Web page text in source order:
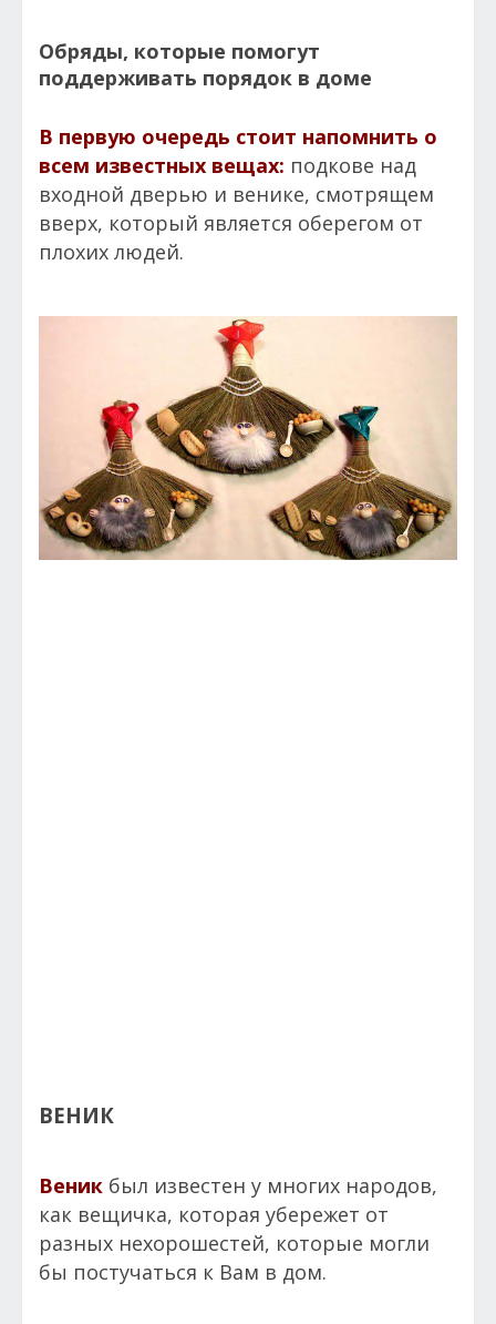
Обряды, которые помогут
поддерживать порядок в доме
В первую очередь стоит напомнить о
всем известных вещах: подкове над
входной дверью и венике, смотрящем
вверх, который является оберегом от
плохих людей.
ВЕНИК
Веник был известен у многих народов,
как вещичка, которая убережет от
разных нехорошестей, которые могли
бы постучаться к Вам в дом.